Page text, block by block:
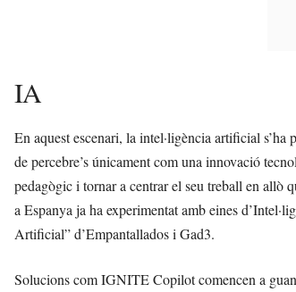
IA
En aquest escenari, la intel·ligència artificial
de percebre’s únicament com una innovació
pedagògic i tornar a centrar el seu treball en allò
a Espanya ja ha experimentat amb eines
Artificial” d’Empantallados i Gad3.
Solucions com IGNITE Copilot comencen a